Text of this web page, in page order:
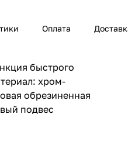
Оплата
быстрого
хром-
обрезиненная
подвес